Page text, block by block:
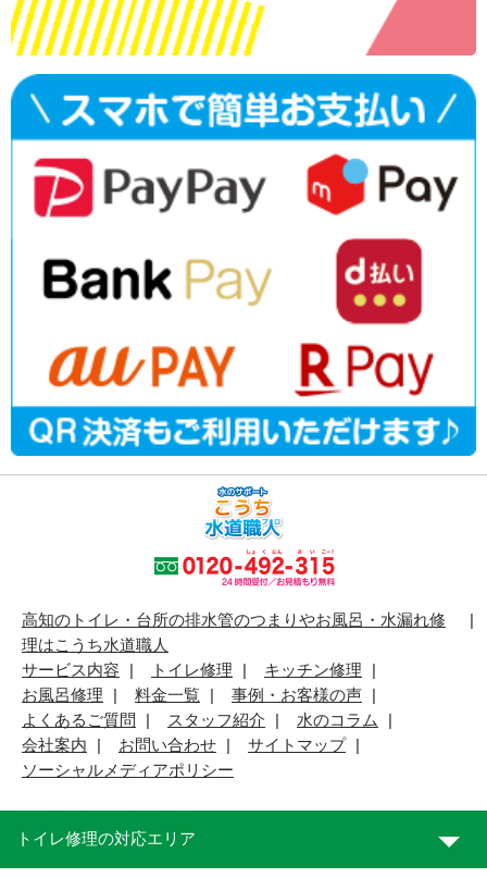
高知のトイレ・台所の排水管のつまりやお風呂・水漏れ修
理はこうち水道職人
サービス内容
トイレ修理
キッチン修理
お風呂修理
料金一覧
事例・お客様の声
よくあるご質問
スタッフ紹介
水のコラム
会社案内
お問い合わせ
サイトマップ
ソーシャルメディアポリシー
トイレ修理の対応エリア